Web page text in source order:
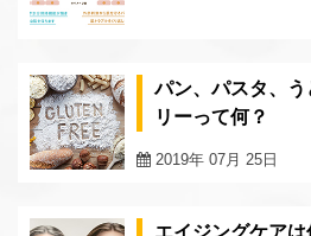
パン、パスタ、
リーって何？
2019年 07月 25日